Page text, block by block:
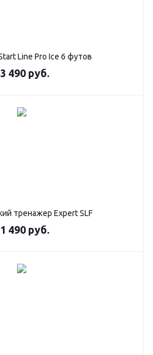
Line Pro Ice 6 футов
490руб.
тренажер Expert SLF
490руб.